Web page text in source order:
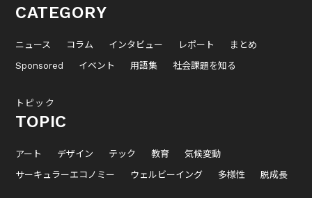
CATEGORY
ニュース コラム インタビュー レポート
まとめ
Sponsored
イベント 用語集 社会課題を知る
トピック
TOPIC
アート デザイン テック 教育
気候変動
サーキュラーエコノミー
ウェルビーイング 多様性 脱成長